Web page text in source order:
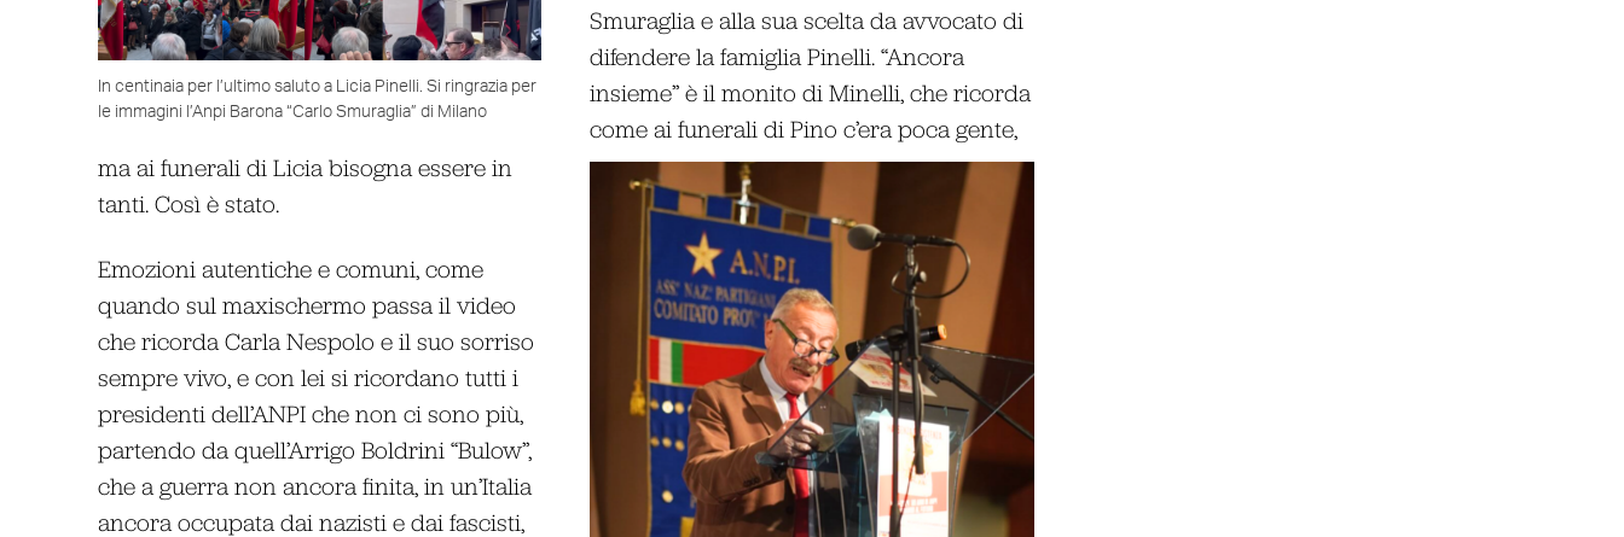
In centinaia per l’ultimo saluto a Licia Pinelli. Si ringrazia per
le immagini l’Anpi Barona “Carlo Smuraglia” di Milano
Smuraglia e alla sua scelta da avvocato di
difendere la famiglia Pinelli. “Ancora
insieme” è il monito di Minelli, che ricorda
come ai funerali di Pino c’era poca gente,
ma ai funerali di Licia bisogna essere in
tanti. Così è stato.
Emozioni autentiche e comuni, come
quando sul maxischermo passa il video
che ricorda Carla Nespolo e il suo sorriso
sempre vivo, e con lei si ricordano tutti i
presidenti dell’ANPI che non ci sono più,
partendo da quell’Arrigo Boldrini “Bulow”,
che a guerra non ancora finita, in un’Italia
ancora occupata dai nazisti e dai fascisti,